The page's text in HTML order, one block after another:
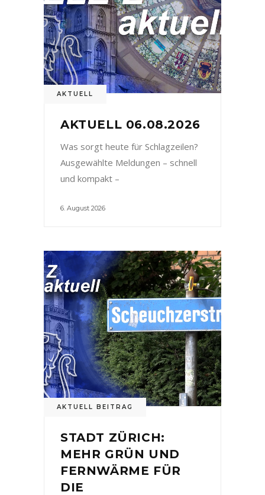
AKTUELL
AKTUELL 06.08.2026
Was sorgt heute für Schlagzeilen?
Ausgewählte Meldungen – schnell
und kompakt –
6. August 2026
AKTUELL BEITRAG
STADT ZÜRICH:
MEHR GRÜN UND
FERNWÄRME FÜR
DIE